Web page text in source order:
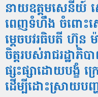
នាយឧត្តមសេនីយ៍
ពេញទំហឹង ចំពោះស
ម្តេចបវរធិបតី ហ៊ុន
ចិត្តរបស់រាជរដ្ឋាភិប
ផ្សះផ្សាដោយបង្ខំ
ដើម្បីដោះស្រាយប